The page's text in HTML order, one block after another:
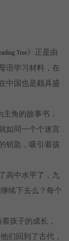
Tree》正是由
语学习材料，在
中国也是颇具盛
角的故事书，
如同一个个迷宫
钥匙，吸引着孩
高中水平了，九
续下去么？每个
孩子的成长，
们回到了古代，